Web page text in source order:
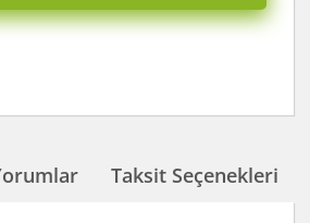
Taksit Seçenekleri